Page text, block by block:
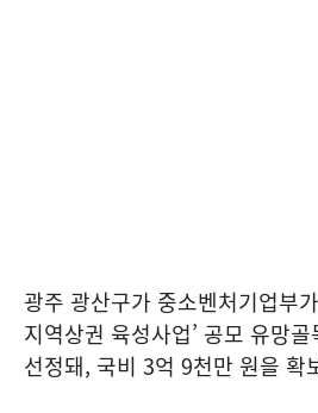
광주 광산구가 중소벤처기업부
지역상권 육성사업’ 공모 유망
선정돼, 국비 3억 9천만 원을 확